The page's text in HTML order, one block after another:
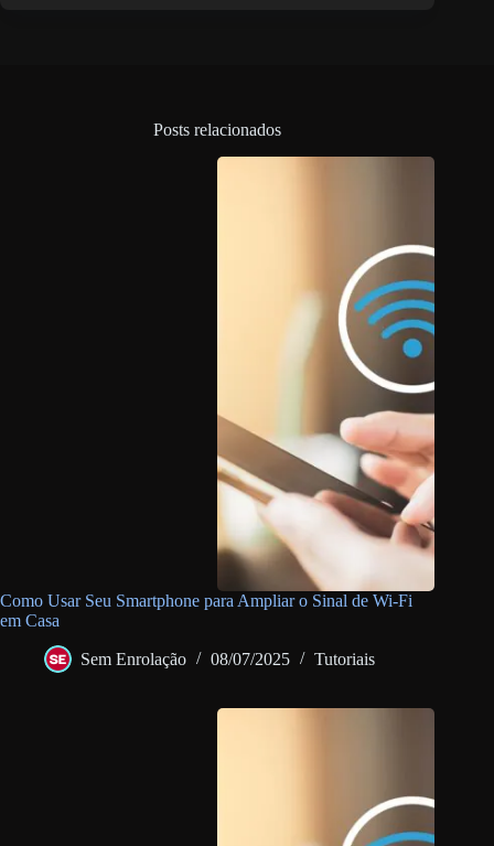
Posts relacionados
Como Usar Seu Smartphone para Ampliar o Sinal de Wi-Fi
em Casa
Sem Enrolação 08/07/2025 Tutoriais